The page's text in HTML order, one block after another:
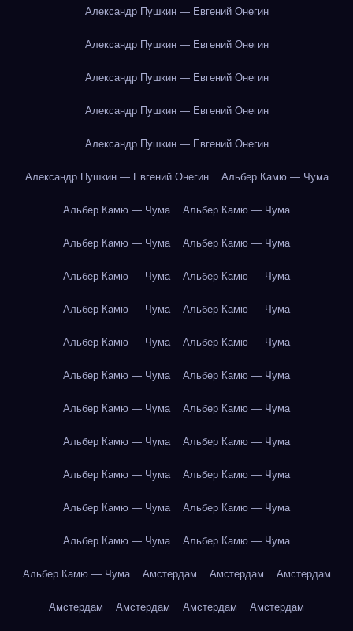
Александр Пушкин — Евгений Онегин
Александр Пушкин — Евгений Онегин
Александр Пушкин — Евгений Онегин
Александр Пушкин — Евгений Онегин
Александр Пушкин — Евгений Онегин
Александр Пушкин — Евгений Онегин Альбер Камю — Чума
Альбер Камю — Чума Альбер Камю — Чума
Альбер Камю — Чума Альбер Камю — Чума
Альбер Камю — Чума Альбер Камю — Чума
Альбер Камю — Чума Альбер Камю — Чума
Альбер Камю — Чума Альбер Камю — Чума
Альбер Камю — Чума Альбер Камю — Чума
Альбер Камю — Чума Альбер Камю — Чума
Альбер Камю — Чума Альбер Камю — Чума
Альбер Камю — Чума Альбер Камю — Чума
Альбер Камю — Чума Альбер Камю — Чума
Альбер Камю — Чума Альбер Камю — Чума
Альбер Камю — Чума Амстердам Амстердам Амстердам
Амстердам Амстердам Амстердам Амстердам